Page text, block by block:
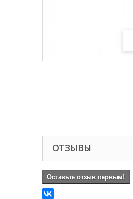
ОТЗЫВЫ
Оставьте отзыв первым!